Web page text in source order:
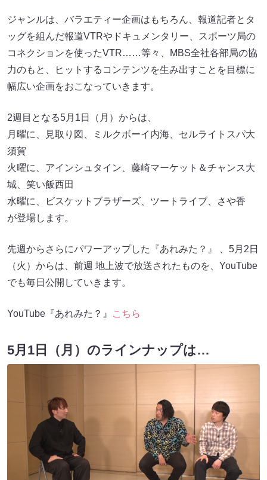
ジャンルは、バラエティー企画はもちろん、報道記者とタ
ッグを組んだ報道VTRやドキュメンタリー、スポーツ局の
コネクションを使ったVTR……等々、MBS全社各部局の協
力のもと、ヒットするコンテンツを生み出すことを目標に
幅広い企画をおこなっていきます。
2週目となる5月1日（月）からは、
月曜に、見取り図、ミルクボーイ内海、セルライトスパ大
須賀
火曜に、アインシュタイン、藤崎マーケット＆チャンス大
城、笑い飯西田
水曜に、ビスケットブラザーズ、ツートライブ、さや香
が登場します。
先週からさらにパワーアップした『あれみた？』 、5月2日
（火）からは、前週 地上波で放送されたものを、YouTube
でも毎日公開していきます。
YouTube『あれみた？』 こちら
5月1日（月）のラインナップは…